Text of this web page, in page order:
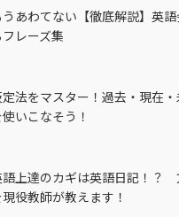
うあわてない【徹底解説】英
フレーズ集
法をマスター！過去・現在
いこなそう！
語上達のカギは英語日記！？
現役教師が教えます！